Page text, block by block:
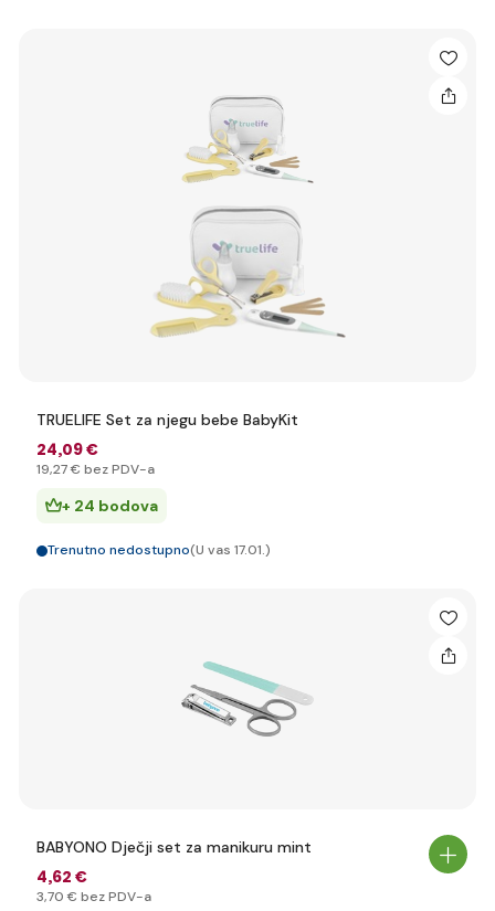
TRUELIFE Set za njegu bebe BabyKit
24,09 €
19,27 € bez PDV-a
+ 24 bodova
Trenutno nedostupno(U vas 17.01.)
BABYONO Dječji set za manikuru mint
4,62 €
3,70 € bez PDV-a